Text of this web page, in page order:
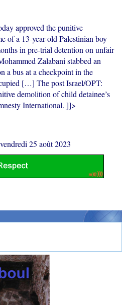
approved the punitive
of a 13-year-old Palestinian boy
in pre-trial detention on unfair
Zalabani stabbed an
a bus at a checkpoint in the
[…] The post Israel/OPT:
demolition of child detainee’s
International. ]]>
vendredi 25 août 2023